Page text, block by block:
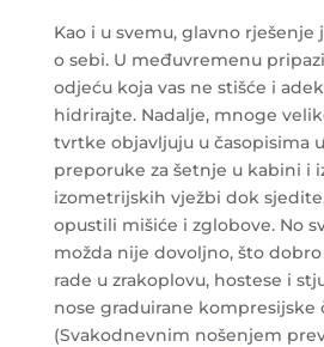
Kao i u svemu, glavno
o sebi. U međuvremenu
odjeću koja vas ne stišće i
hidrirajte. Nadalje, mnoge
tvrtke objavljuju u časopisima
preporuke za šetnje u kabini i
izometrijskih vježbi dok
opustili mišiće i zglobove. No
možda nije dovoljno, što
rade u zrakoplovu, hostese i
nose graduirane kompresijske
(Svakodnevnim nošenjem